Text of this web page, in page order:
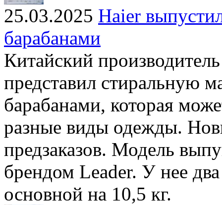
25.03.2025 Haier
барабанами
Китайский
представил стиральную
барабанами, которая
разные виды одежды.
предзаказов. Модель
брендом Leader. У нее
основной на 10,5 кг.